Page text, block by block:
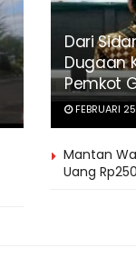
Dari
Dugaan
Pemkot
FEBRUARI
Mantan
Uang